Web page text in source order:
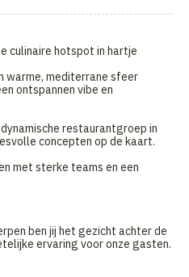
culinaire hotspot in hartje
warme, mediterrane sfeer
ontspannen vibe en
restaurantgroep in
concepten op de kaart.
met sterke teams en een
ben jij het gezicht achter de
ervaring voor onze gasten.